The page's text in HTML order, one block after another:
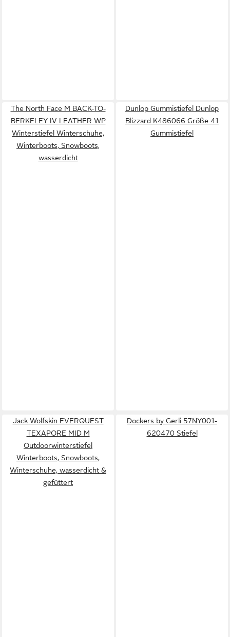
The North Face M BACK-TO-
BERKELEY IV LEATHER WP
Winterstiefel Winterschuhe,
Winterboots, Snowboots,
wasserdicht
Dunlop Gummistiefel Dunlop
Blizzard K486066 Größe 41
Gummistiefel
Jack Wolfskin EVERQUEST
TEXAPORE MID M
Outdoorwinterstiefel
Winterboots, Snowboots,
Winterschuhe, wasserdicht &
gefüttert
Dockers by Gerli 57NY001-
620470 Stiefel